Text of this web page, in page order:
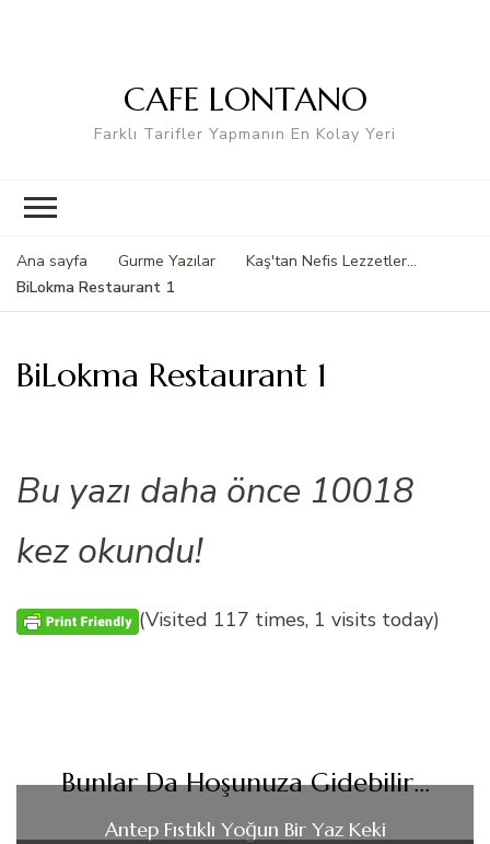
CAFE LONTANO
Farklı Tarifler Yapmanın En Kolay Yeri
Ana sayfa Gurme Yazılar
Kaş'tan Nefis Lezzetler...
BiLokma Restaurant 1
BiLokma Restaurant 1
Bu yazı daha önce 10018
kez okundu!
(Visited 117 times, 1 visits today)
Bunlar Da Hoşunuza Gidebilir...
Antep Fıstıklı Yoğun Bir Yaz Keki